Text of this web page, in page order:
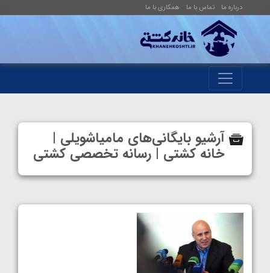
درباره ما تماس با ما همکاری با ما
آرشیو بایگانی‌های مامیاشویلی |
خانه کشتی | رسانه تخصصی کشتی